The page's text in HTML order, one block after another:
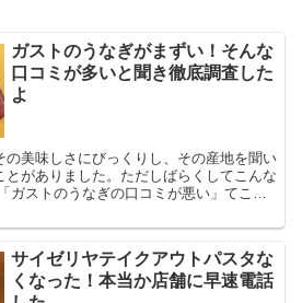
ガストのうなぎがまずい！そんな
口コミが多いと聞き徹底調査した
よ
の美味しさにびっくりし、その産地を聞い
がありました。ただしばらくしてこんな
ガストのうなぎの口コミが悪い」てこと
サイゼリヤテイクアウトパスタな
くなった！本当か店舗に早速電話